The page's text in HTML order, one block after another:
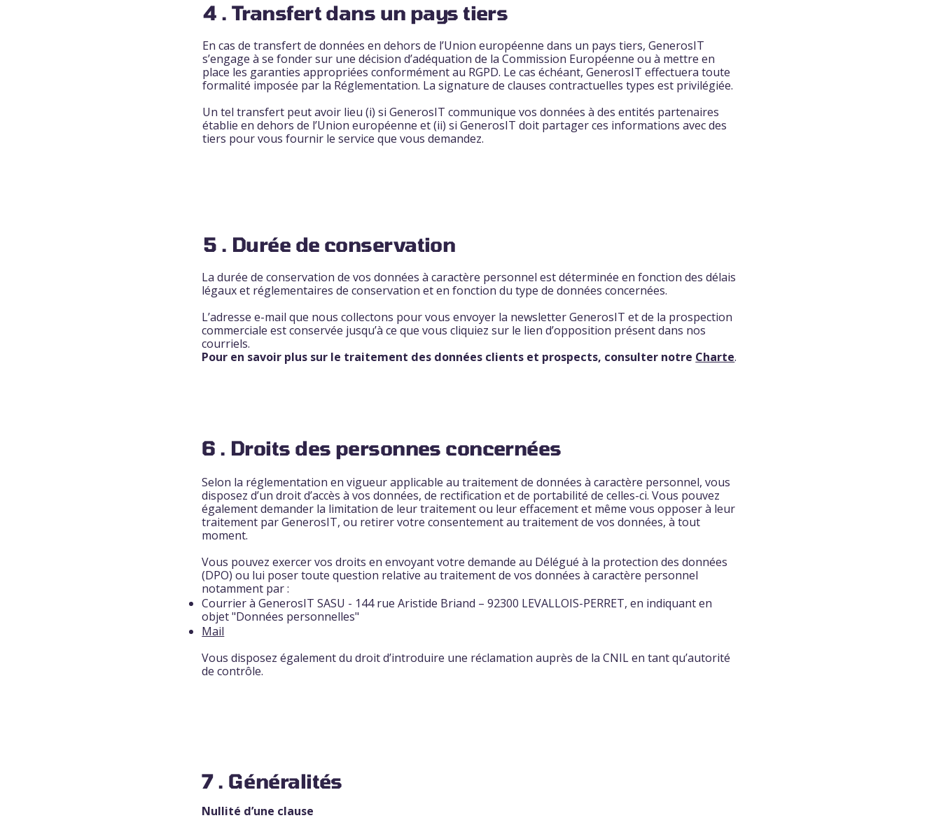
7 . Généralités
Nullité d’une clause
6 . Droits des personnes concernées
Selon la réglementation en vigueur applicable au traitement de données à caractère personnel, vous
disposez d’un droit d’accès à vos données, de rectification et de portabilité de celles-ci. Vous pouvez
également demander la limitation de leur traitement ou leur effacement et même vous opposer à leur
traitement par GenerosIT, ou retirer votre consentement au traitement de vos données, à tout
moment.
Vous pouvez exercer vos droits en envoyant votre demande au Délégué à la protection des données
(DPO) ou lui poser toute question relative au traitement de vos données à caractère personnel
notamment par :
Courrier à GenerosIT SASU - 144 rue Aristide Briand – 92300 LEVALLOIS-PERRET, en indiquant en
objet "Données personnelles"
Mail
Vous disposez également du droit d’introduire une réclamation auprès de la CNIL en tant qu’autorité
de contrôle.
5 . Durée de conservation
La durée de conservation de vos données à caractère personnel est déterminée en fonction des délais
légaux et réglementaires de conservation et en fonction du type de données concernées.
L’adresse e-mail que nous collectons pour vous envoyer la newsletter GenerosIT et de la prospection
commerciale est conservée jusqu’à ce que vous cliquiez sur le lien d’opposition présent dans nos
courriels.
Pour en savoir plus sur le traitement des données clients et prospects, consulter notre Charte.
4 . Transfert dans un pays tiers
En cas de transfert de données en dehors de l’Union européenne dans un pays tiers, GenerosIT
s’engage à se fonder sur une décision d’adéquation de la Commission Européenne ou à mettre en
place les garanties appropriées conformément au RGPD. Le cas échéant, GenerosIT effectuera toute
formalité imposée par la Réglementation. La signature de clauses contractuelles types est privilégiée.
Un tel transfert peut avoir lieu (i) si GenerosIT communique vos données à des entités partenaires
établie en dehors de l’Union européenne et (ii) si GenerosIT doit partager ces informations avec des
tiers pour vous fournir le service que vous demandez.